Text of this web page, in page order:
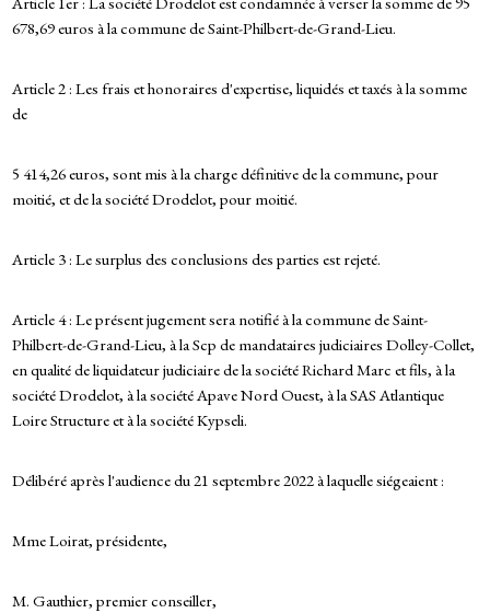
678,69 euros à la commune de Saint-Philbert-de-Grand-Lieu.
Article 2 : Les frais et honoraires d'expertise, liquidés et taxés à la somme
de
5 414,26 euros, sont mis à la charge définitive de la commune, pour
moitié, et de la société Drodelot, pour moitié.
Article 3 : Le surplus des conclusions des parties est rejeté.
Article 4 : Le présent jugement sera notifié à la commune de Saint-
Philbert-de-Grand-Lieu, à la Scp de mandataires judiciaires Dolley-Collet,
en qualité de liquidateur judiciaire de la société Richard Marc et fils, à la
société Drodelot, à la société Apave Nord Ouest, à la SAS Atlantique
Loire Structure et à la société Kypseli.
Délibéré après l'audience du 21 septembre 2022 à laquelle siégeaient :
Mme Loirat, présidente,
M. Gauthier, premier conseiller,